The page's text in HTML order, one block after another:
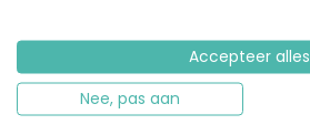
Schoolvakanties 2026/2027
Vakantieparken
Accepteer alles
Nee, pas aan